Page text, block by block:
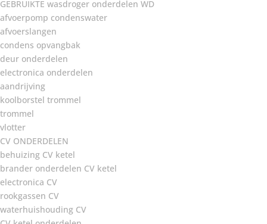
GEBRUIKTE wasdroger onderdelen WD
afvoerpomp condenswater
afvoerslangen
condens opvangbak
deur onderdelen
electronica onderdelen
aandrijving
koolborstel trommel
trommel
vlotter
CV ONDERDELEN
behuizing CV ketel
brander onderdelen CV ketel
electronica CV
rookgassen CV
waterhuishouding CV